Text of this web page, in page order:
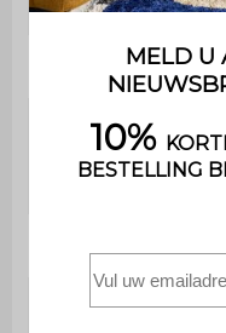
Tafel breedte
Maximaal
ondersteund
gewicht